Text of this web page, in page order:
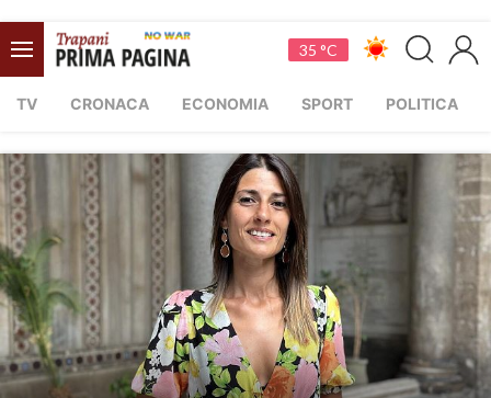
35 °C
TV CRONACA ECONOMIA SPORT POLITICA